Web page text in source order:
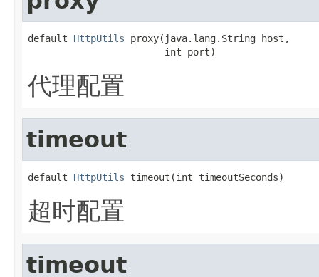
default HttpUtils proxy(java.lang.String host,
                        int port)
代理配置
timeout
default HttpUtils timeout(int timeoutSeconds)
超时配置
timeout